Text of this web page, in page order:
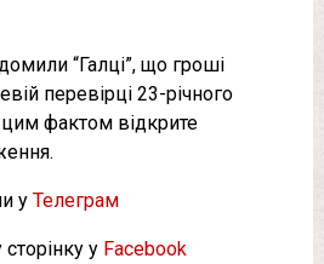
“Галці”, що гроші
перевірці 23-річного
фактом відкрите
у Телеграм
у Facebook